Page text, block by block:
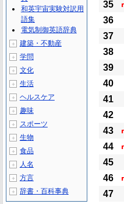
35
36
37
38
39
40
41
42
43
44
45
46
47
和英宇宙実験対訳用
語集
電気制御英語辞典
＋ 建築・不動産
＋ 学問
＋ 文化
＋ 生活
＋ ヘルスケア
＋ 趣味
＋ スポーツ
＋ 生物
＋ 食品
＋ 人名
＋ 方言
＋ 辞書・百科事典